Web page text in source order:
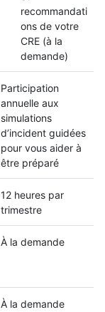
recommandati
ons de votre
CRE (à la
demande)
Participation
annuelle aux
simulations
d’incident guidées
pour vous aider à
être préparé
12 heures par
trimestre
À la demande
À la demande